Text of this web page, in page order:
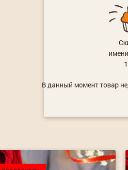
В данный момент товар